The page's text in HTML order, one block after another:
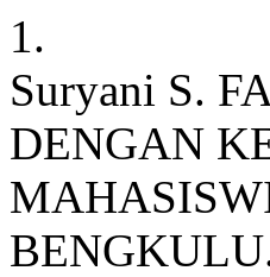
1.
Suryani S.
DENGAN